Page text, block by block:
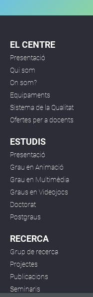
EL CENTRE
Presentació
Qui som
On som?
Equipaments
Sistema de la Qualitat
Ofertes per a docents
ESTUDIS
Presentació
Grau en Animació
Grau en Multimèdia
Graus en Videojocs
Doctorat
Postgraus
RECERCA
Grup de recerca
Projectes
Publicacions
Seminaris